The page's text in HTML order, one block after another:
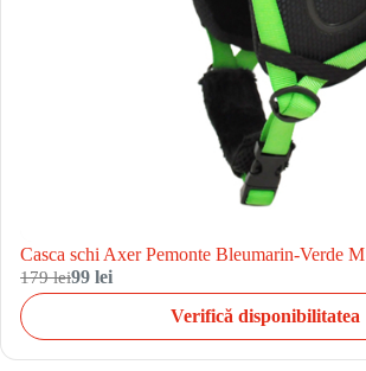
Casca schi Axer Pemonte Bleumarin-Verde M
179 lei99 lei
Verifică disponibilitatea